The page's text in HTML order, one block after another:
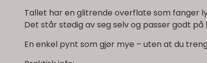
Tallet har en glitrende overflate som fanger
Det står stødig av seg selv og passer godt
En enkel pynt som gjør mye – uten at du